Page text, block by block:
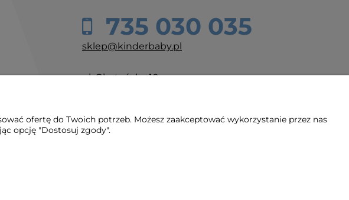
735 030 035
sklep@kinderbaby.pl
ul. Olsztyńska 10
ofertę do Twoich potrzeb. Możesz zaakceptować wykorzystanie przez nas
opcję "Dostosuj zgody".